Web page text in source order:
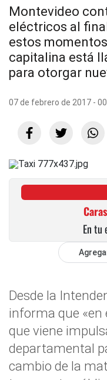
Montevideo
eléctricos al
estos
capitalina está
para otorgar
07 de febrero de 2017 -
En tu
Desde la
informa que «en
que viene
departamental
cambio de la